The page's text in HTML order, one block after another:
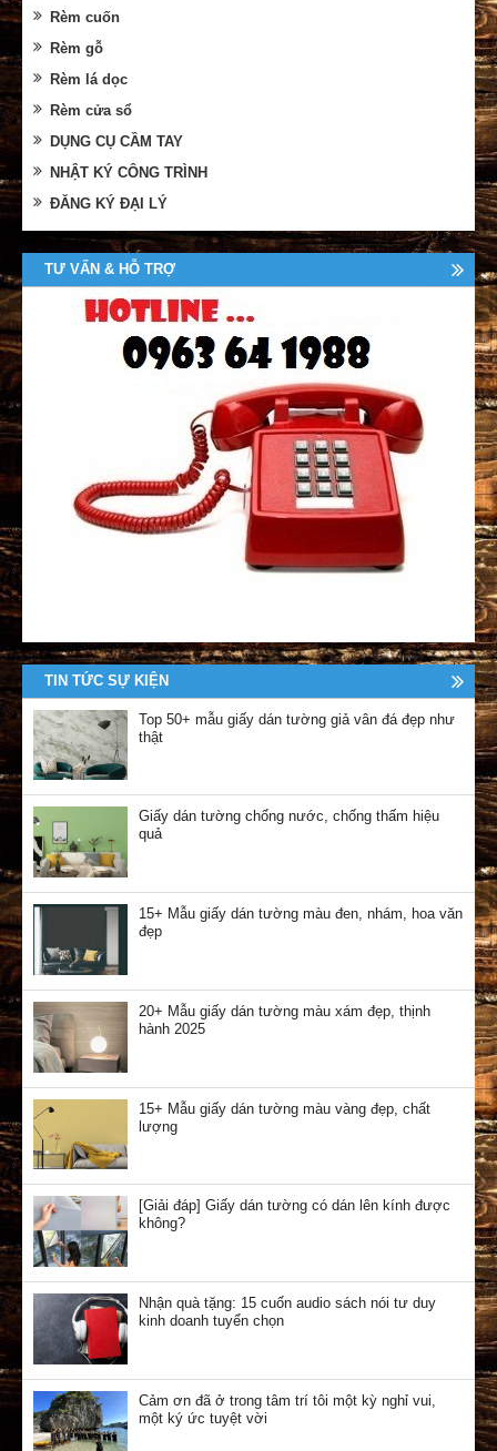
Rèm cuốn
Rèm gỗ
Rèm lá dọc
Rèm cửa sổ
DỤNG CỤ CẦM TAY
NHẬT KÝ CÔNG TRÌNH
ĐĂNG KÝ ĐẠI LÝ
TƯ VẤN & HỖ TRỢ
TIN TỨC SỰ KIỆN
Top 50+ mẫu giấy dán tường giả vân đá đẹp như
thật
Giấy dán tường chống nước, chống thấm hiệu
quả
15+ Mẫu giấy dán tường màu đen, nhám, hoa văn
đẹp
20+ Mẫu giấy dán tường màu xám đẹp, thịnh
hành 2025
15+ Mẫu giấy dán tường màu vàng đẹp, chất
lượng
[Giải đáp] Giấy dán tường có dán lên kính được
không?
Nhận quà tặng: 15 cuốn audio sách nói tư duy
kinh doanh tuyển chọn
Cảm ơn đã ở trong tâm trí tôi một kỳ nghỉ vui,
một ký ức tuyệt vời